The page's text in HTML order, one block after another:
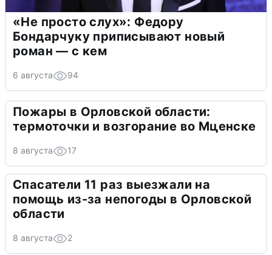
«Не просто слух»: Федору
Бондарчуку приписывают новый
роман — с кем
6 августа 94
Пожары в Орловской области:
термоточки и возгорание во Мценске
8 августа 17
Спасатели 11 раз выезжали на
помощь из-за непогоды в Орловской
области
8 августа 2